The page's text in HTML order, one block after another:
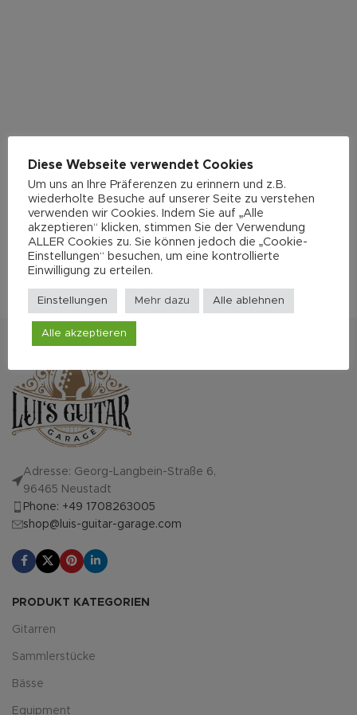
Adresse: Georg-Langbein-Straße 6,
96465 Neustadt
Phone: +49 1708263005
shop@luis-guitar-garage.com
PRODUKT KATEGORIEN
Gitarren
Sammlerstücke
Bässe
Equipment
Diese Webseite verwendet Cookies
Um uns an Ihre Präferenzen zu erinnern und z.B.
wiederholte Besuche auf unserer Seite zu verstehen
verwenden wir Cookies. Indem Sie auf „Alle
akzeptieren“ klicken, stimmen Sie der Verwendung
ALLER Cookies zu. Sie können jedoch die „Cookie-
Einstellungen“ besuchen, um eine kontrollierte
Einwilligung zu erteilen.
Einstellungen Mehr dazu Alle ablehnen
Alle akzeptieren